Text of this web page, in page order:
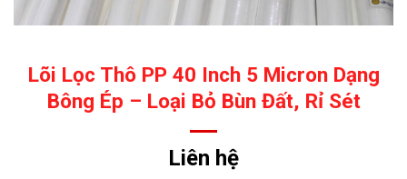
Lõi Lọc Thô PP 40 Inch 5 Micron Dạng
Bông Ép – Loại Bỏ Bùn Đất, Rỉ Sét
Liên hệ